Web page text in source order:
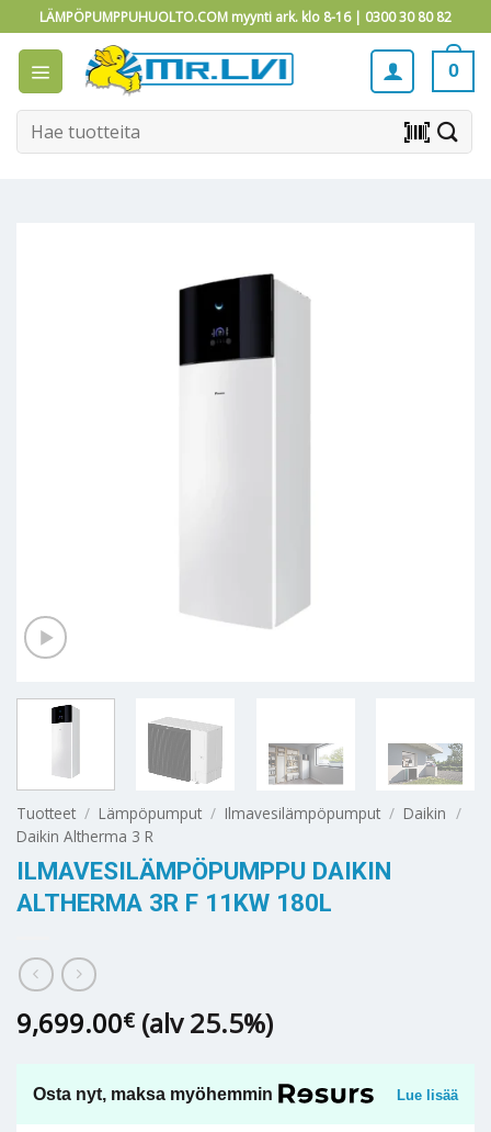
to
content
LÄMPÖPUMPPUHUOLTO.COM myynti ark. klo 8-16 | 0300 30 80 82
0
Etsi: barcode_scanner
Tuotteet / Lämpöpumput / Ilmavesilämpöpumput / Daikin /
Daikin Altherma 3 R
ILMAVESILÄMPÖPUMPPU DAIKIN
ALTHERMA 3R F 11KW 180L
9,699.00€ (alv 25.5%)
Osta nyt, maksa myöhemmin Lue lisää